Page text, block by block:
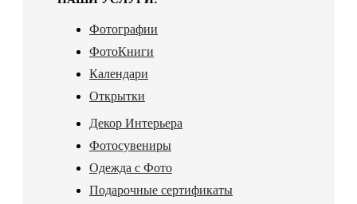
Фотографии
ФотоКниги
Календари
Открытки
Декор Интерьера
Фотосувениры
Одежда с Фото
Подарочные сертификаты